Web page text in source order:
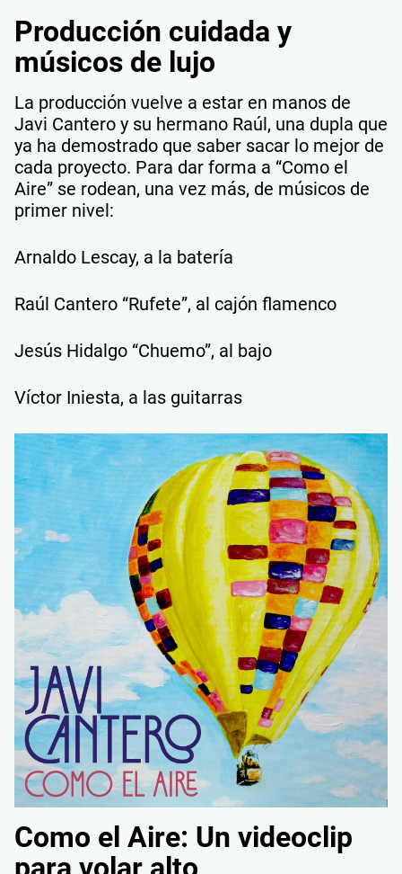
Producción cuidada y
músicos de lujo
La producción vuelve a estar en manos de
Javi Cantero y su hermano Raúl, una dupla que
ya ha demostrado que saber sacar lo mejor de
cada proyecto. Para dar forma a “Como el
Aire” se rodean, una vez más, de músicos de
primer nivel:
Arnaldo Lescay, a la batería
Raúl Cantero “Rufete”, al cajón flamenco
Jesús Hidalgo “Chuemo”, al bajo
Víctor Iniesta, a las guitarras
Como el Aire: Un videoclip